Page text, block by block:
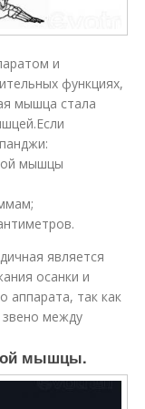
и
функциях,
мышца стала
мышцы
является
осанки и
аппарата, так как
между
мышцы.